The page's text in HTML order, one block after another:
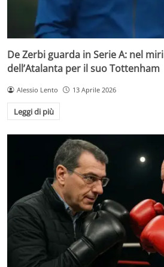
De Zerbi guarda in Serie A: nel
dell’Atalanta per il suo Tottenham
Alessio Lento 13 Aprile 2026
Leggi di più